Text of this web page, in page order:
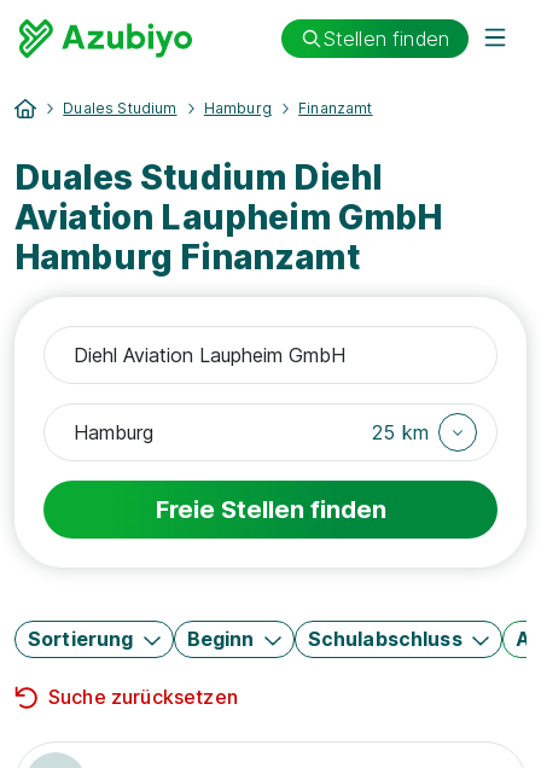
Stellen finden
Duales Studium Hamburg Finanzamt
Duales Studium Diehl
Aviation Laupheim GmbH
Hamburg Finanzamt
25 km
Freie Stellen finden
Sortierung Beginn Schulabschluss
Suche zurücksetzen